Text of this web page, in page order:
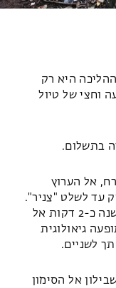
היא רק
וחצי של טיול
בתשלום.
אל הערוץ
עד לשלט "צניר".
אז פונים שמאלה והולכים בצמוד לגדר ישנה כ-2 דקות אל
גיאולוגית
לשניים.
אל הסימון